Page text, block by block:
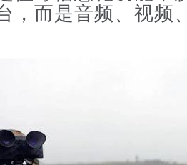
，而是音频、视频